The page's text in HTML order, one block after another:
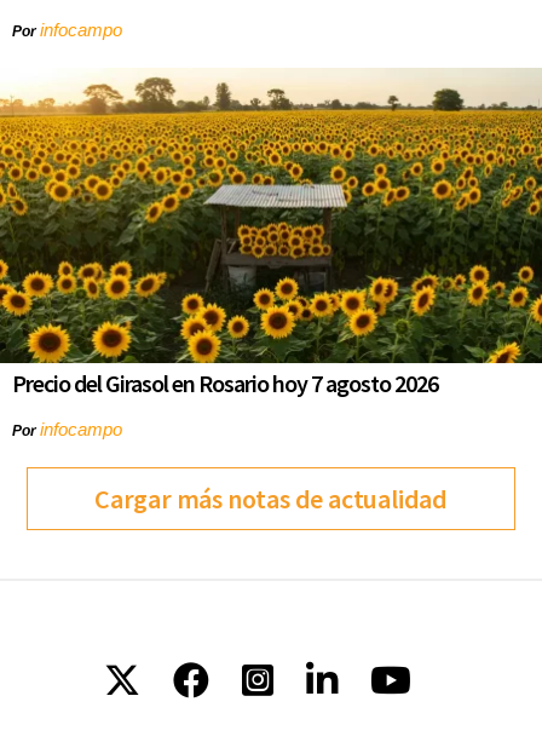
Porinfocampo
Precio del Girasol en Rosario hoy 7 agosto 2026
Porinfocampo
Cargar más notas de actualidad